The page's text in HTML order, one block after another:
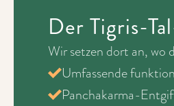
Der Tigris-
Wir setzen dort an, wo
Umfassende
Panchakarma-